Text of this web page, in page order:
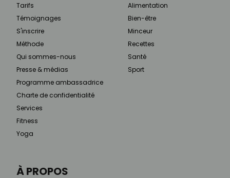
À PROPOS
Tarifs
Témoignages
S'inscrire
Méthode
Qui sommes-nous
Presse & médias
Programme ambassadrice
Charte de confidentialité
Services
Fitness
Yoga
Alimentation
Bien-être
Minceur
Recettes
Santé
Sport